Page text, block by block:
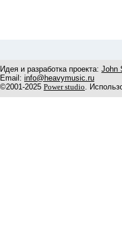
Идея и разработка проекта: John
Email: info@heavymusic.ru
©2001-2025 Power studio.